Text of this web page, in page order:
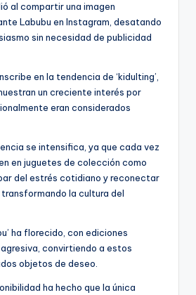
al compartir una imagen
Labubu en Instagram, desatando
sin necesidad de publicidad
en la tendencia de ‘kidulting’,
un creciente interés por
eran considerados
se intensifica, ya que cada vez
en juguetes de colección como
del estrés cotidiano y reconectar
la cultura del
ha florecido, con ediciones
convirtiendo a estos
objetos de deseo.
ha hecho que la única